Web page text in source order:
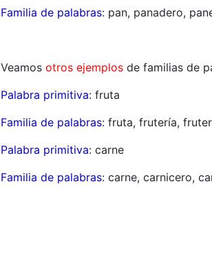
Familia de palabras: pan, panadero,
Veamos otros ejemplosde familias de
Palabra primitiva: fruta
Familia de palabras: fruta, frutería,
Palabra primitiva: carne
Familia de palabras: carne, carnicero,